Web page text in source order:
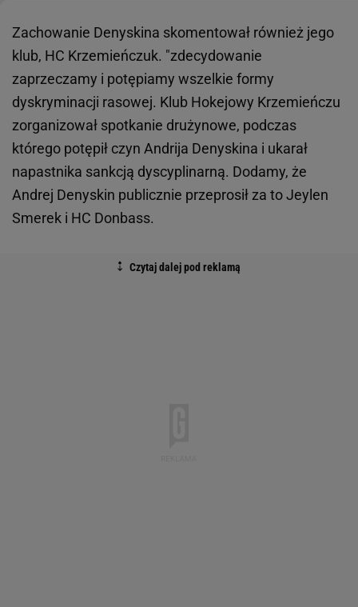
Zachowanie Denyskina skomentował również jego
klub, HC Krzemieńczuk. "zdecydowanie
zaprzeczamy i potępiamy wszelkie formy
dyskryminacji rasowej. Klub Hokejowy Krzemieńczu
zorganizował spotkanie drużynowe, podczas
którego potępił czyn Andrija Denyskina i ukarał
napastnika sankcją dyscyplinarną. Dodamy, że
Andrej Denyskin publicznie przeprosił za to Jeylen
Smerek i HC Donbass.